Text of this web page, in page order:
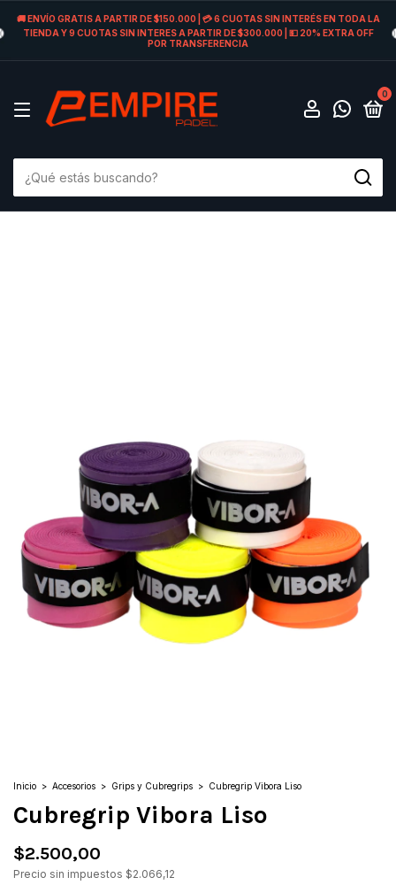
🚚 ENVÍO GRATIS A PARTIR DE $150.000 | 💳 6 CUOTAS SIN INTERÉS EN TODA LA
TIENDA Y 9 CUOTAS SIN INTERES A PARTIR DE $300.000 | 💵 20% EXTRA OFF
POR TRANSFERENCIA
0
Inicio > Accesorios > Grips y Cubregrips > Cubregrip Vibora Liso
Cubregrip Vibora Liso
$2.500,00
Precio sin impuestos $2.066,12